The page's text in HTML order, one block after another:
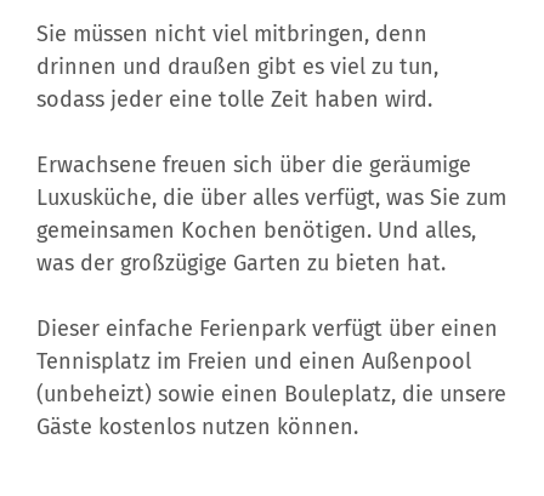
Sie müssen nicht viel mitbringen, denn
drinnen und draußen gibt es viel zu tun,
sodass jeder eine tolle Zeit haben wird.
Erwachsene freuen sich über die geräumige
Luxusküche, die über alles verfügt, was Sie zum
gemeinsamen Kochen benötigen. Und alles,
was der großzügige Garten zu bieten hat.
Dieser einfache Ferienpark verfügt über einen
Tennisplatz im Freien und einen Außenpool
(unbeheizt) sowie einen Bouleplatz, die unsere
Gäste kostenlos nutzen können.